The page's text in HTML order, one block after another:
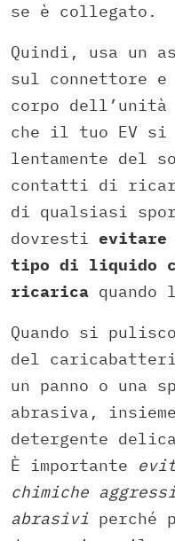
se è collegato.
Quindi, usa un
sul connettore e
corpo
che il tuo EV si
lentamente del
contatti di
di qualsiasi
dovresti evitare
tipo di liquido
ricarica
Quando si
del
un panno o una
abrasiva,
detergente
È importante
chimiche
abrasivi perché